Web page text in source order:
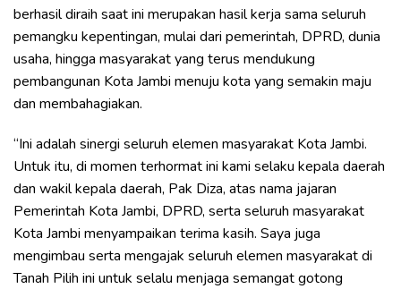
berhasil diraih saat ini merupakan hasil kerja sama seluruh
pemangku kepentingan, mulai dari pemerintah, DPRD, dunia
usaha, hingga masyarakat yang terus mendukung
pembangunan Kota Jambi menuju kota yang semakin maju
dan membahagiakan.
“Ini adalah sinergi seluruh elemen masyarakat Kota Jambi.
Untuk itu, di momen terhormat ini kami selaku kepala daerah
dan wakil kepala daerah, Pak Diza, atas nama jajaran
Pemerintah Kota Jambi, DPRD, serta seluruh masyarakat
Kota Jambi menyampaikan terima kasih. Saya juga
mengimbau serta mengajak seluruh elemen masyarakat di
Tanah Pilih ini untuk selalu menjaga semangat gotong